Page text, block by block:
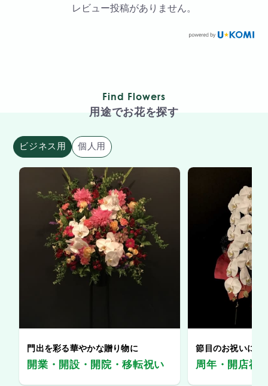
レビュー投稿がありません。
Find Flowers
用途でお花を探す
ビジネス用 個人用
門出を彩る華やかな贈り物に
開業・開設・開院・移転祝い
節目のお祝いに、
周年・開店祝